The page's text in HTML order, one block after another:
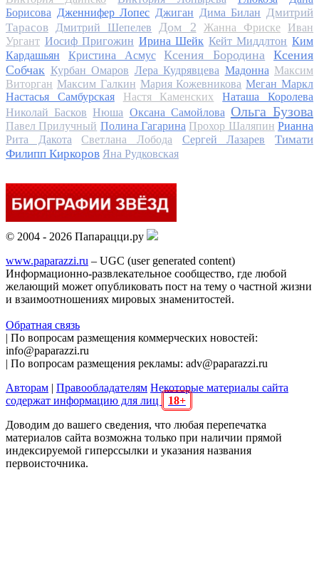
Борисова Дженнифер Лопес Джиган Дима Билан Дмитрий
Тарасов
Дмитрий Шепелев Дом 2 Жанна Фриске
Иван
Ургант Иосиф Пригожин Ирина Шейк Кейт Миддлтон Ким
Кардашьян
Кристина Асмус Ксения Бородина
Ксения
Собчак Курбан Омаров Лера Кудрявцева Мадонна Максим
Виторган Максим Галкин Мария Кожевникова Меган Маркл
Настасья Самбурская
Настя Каменских
Наташа Королева
Николай Басков Нюша Оксана Самойлова Ольга Бузова
Павел Прилучный Полина Гагарина Прохор Шаляпин Рианна
Рита Дакота
Светлана Лобода Сергей Лазарев
Тимати
Филипп Киркоров Яна Рудковская
© 2004 - 2026 Папарацци.ру
www.paparazzi.ru – UGC (user generated content)
Информационно-развлекательное сообщество, где любой
желающий может опубликовать пост на тему о частной жизни
и взаимоотношениях мировых знаменитостей.
Обратная связь
| По вопросам размещения коммерческих новостей:
info@paparazzi.ru
| По вопросам размещения рекламы: adv@paparazzi.ru
Авторам | Правообладателям Некоторые материалы сайта
содержат информацию для лиц
18+
Доводим до вашего сведения, что любая перепечатка
материалов сайта возможна только при наличии прямой
индексируемой гиперссылки и указания названия
первоисточника.